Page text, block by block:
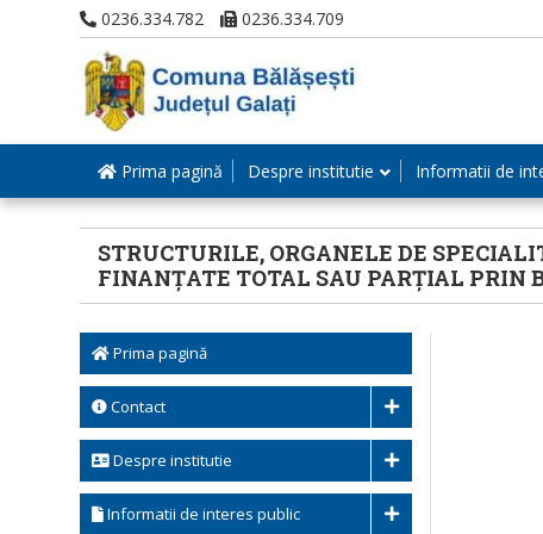
0236.334.782 0236.334.709
Prima pagină Despre institutie Informatii de
STRUCTURILE, ORGANELE DE
FINANȚATE TOTAL SAU PARȚIAL PRIN
Prima pagină
Contact
Despre institutie
Informatii de interes public